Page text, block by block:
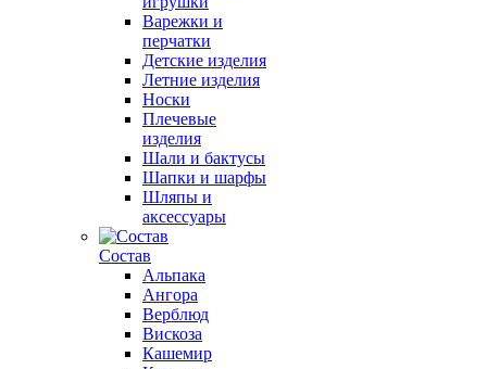
Варежки и
перчатки
Детские изделия
Летние изделия
Носки
Плечевые
изделия
Шали и бактусы
Шапки и шарфы
Шляпы и
аксессуары
Состав
Альпака
Ангора
Верблюд
Вискоза
Кашемир